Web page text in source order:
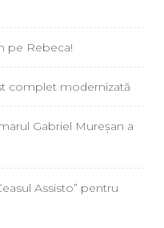
pe Rebeca!
complet modernizată
Gabriel Mureșan a
Assisto” pentru